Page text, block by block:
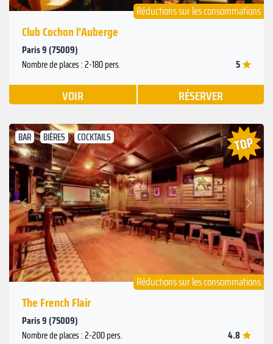
Réductions sur les consommations
Club Cochon l'Auberge
Paris 9 (75009)
Nombre de places : 2-180 pers. 5
VOIR RÉSERVER
BAR BIÈRES COCKTAILS
Précédent
Suivant
Réductions sur les consommations
The French Flair
Paris 9 (75009)
Nombre de places : 2-200 pers. 4.8